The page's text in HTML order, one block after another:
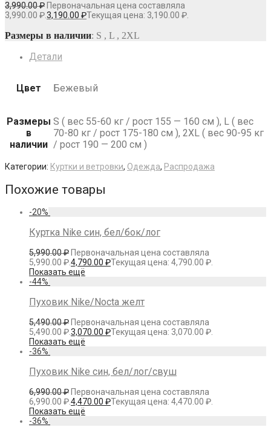
3,990.00₽ Первоначальная цена составляла
3,990.00 ₽.3,190.00 ₽Текущая цена: 3,190.00 ₽.
Размеры в наличии: S , L , 2XL
Детали
Цвет Бежевый
Размеры
в
наличии
S ( вес 55-60 кг / рост 155 — 160 см ), L ( вес
70-80 кг / рост 175-180 см ), 2XL ( вес 90-95 кг
/ рост 190 — 200 см )
Категории: Куртки и ветровки, Одежда, Распродажа
Похожие товары
-20%
Куртка Nike син, бел/бок/лог
5,990.00₽ Первоначальная цена составляла
5,990.00 ₽.4,790.00 ₽Текущая цена: 4,790.00 ₽.
Показать ещё
-44%
Пуховик Nike/Nocta желт
5,490.00₽ Первоначальная цена составляла
5,490.00 ₽.3,070.00 ₽Текущая цена: 3,070.00 ₽.
Показать ещё
-36%
Пуховик Nike син, бел/лог/свуш
6,990.00₽ Первоначальная цена составляла
6,990.00 ₽.4,470.00 ₽Текущая цена: 4,470.00 ₽.
Показать ещё
-36%